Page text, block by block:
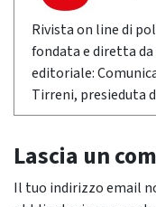
Rivista on line di
fondata e diretta
editoriale:
Tirreni, presieduta
Lascia un
Il tuo indirizzo email